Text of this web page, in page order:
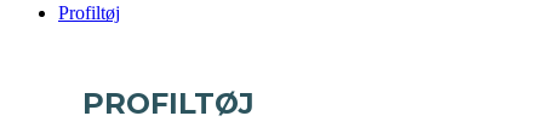
Profiltøj
PROFILTØJ